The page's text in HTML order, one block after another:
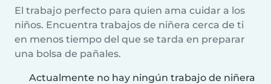
El trabajo perfecto para quien ama cuidar a los
niños. Encuentra trabajos de niñera cerca de ti
en menos tiempo del que se tarda en preparar
una bolsa de pañales.
Actualmente no hay ningún trabajo de niñera